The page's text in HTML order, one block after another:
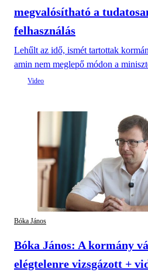
megvalósítható a
felhasználás
Lehűlt az idő, ismét tartottak
amin nem meglepő módon a
Bóka János
Bóka János: A kormány
elégtelenre vizsgázott +